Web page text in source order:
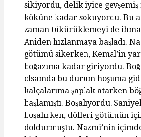
sikiyordu, delik iyice gevşemiş
köküne kadar sokuyordu. Bu
zaman tükürüklemeyi de
Aniden hızlanmaya başladı.
götümü sikerken, Kemal’in
boğazıma kadar giriyordu.
olsamda bu durum hoşuma
kalçalarıma şaplak atarken
başlamıştı. Boşalıyordu.
boşalırken, dölleri götümün
doldurmuştu. Nazmi’nin